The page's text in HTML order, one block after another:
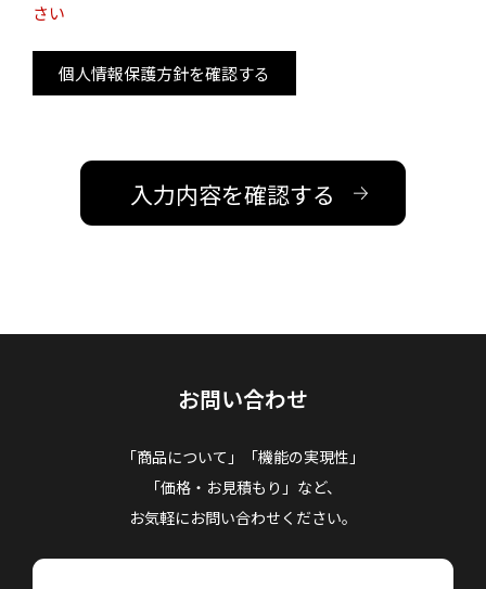
さい
個人情報保護方針を確認する
お問い合わせ
「商品について」「機能の実現性」
「価格・お見積もり」など、
お気軽にお問い合わせください。